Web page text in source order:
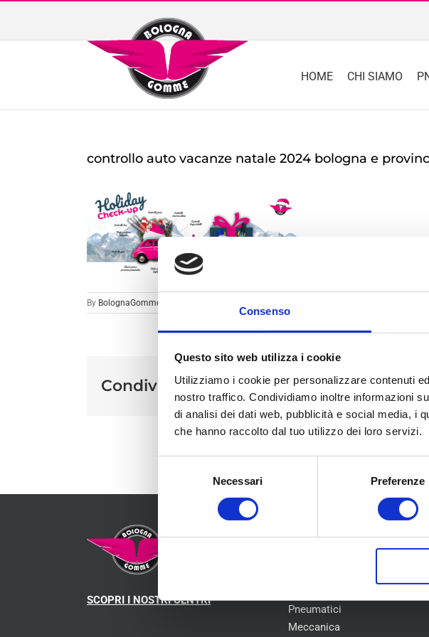
Consenso
Questo sito web utilizza i cookie
Utilizziamo i cookie per personalizzare contenuti
nostro traffico. Condividiamo inoltre informazioni
di analisi dei dati web, pubblicità e social media, i
che hanno raccolto dal tuo utilizzo dei loro servizi.
consenso
Necessari Preferenze
content
HOME CHI SIAMO
controllo auto vacanze natale 2024 bologna e
By BolognaGomme
Condividi sui social
SCOPRI I NOSTRI CENTRI
Pneumatici
Meccanica